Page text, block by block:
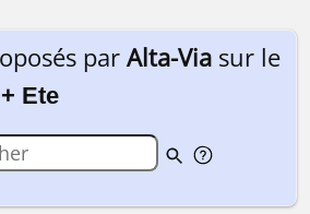
par Alta-Via sur le
Ete